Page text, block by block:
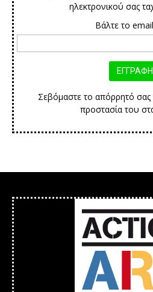
ηλεκτρονικού σας
Βάλτε το
Σεβόμαστε το απόρρητό σας
προστασία του